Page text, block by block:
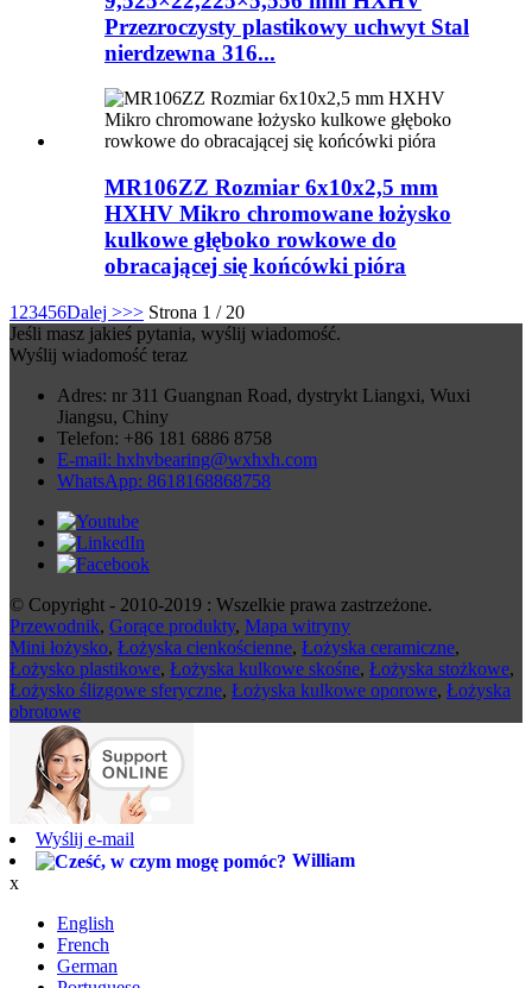
Przezroczysty plastikowy uchwyt Stal
nierdzewna 316...
MR106ZZ Rozmiar 6x10x2,5 mm
HXHV Mikro chromowane łożysko
kulkowe głęboko rowkowe do
obracającej się końcówki pióra
1 23456Dalej >>> Strona 1 / 20
Jeśli masz jakieś pytania, wyślij wiadomość.
Wyślij wiadomość teraz
Adres: nr 311 Guangnan Road, dystrykt Liangxi, Wuxi
Jiangsu, Chiny
Telefon: +86 181 6886 8758
E-mail: hxhvbearing@wxhxh.com
WhatsApp: 8618168868758
© Copyright - 2010-2019 : Wszelkie prawa zastrzeżone.
Przewodnik, Gorące produkty, Mapa witryny
Mini łożysko, Łożyska cienkościenne, Łożyska ceramiczne,
Łożysko plastikowe, Łożyska kulkowe skośne, Łożyska stożkowe,
Łożysko ślizgowe sferyczne, Łożyska kulkowe oporowe, Łożyska
obrotowe
Wyślij e-mail
William
x
English
French
German